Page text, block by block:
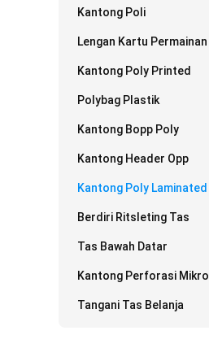
Kantong Poli
Lengan Kartu Permainan
Kantong Poly Printed
Polybag Plastik
Kantong Bopp Poly
Kantong Header Opp
Kantong Poly Laminated
Berdiri Ritsleting Tas
Tas Bawah Datar
Kantong Perforasi Mikro
Tangani Tas Belanja